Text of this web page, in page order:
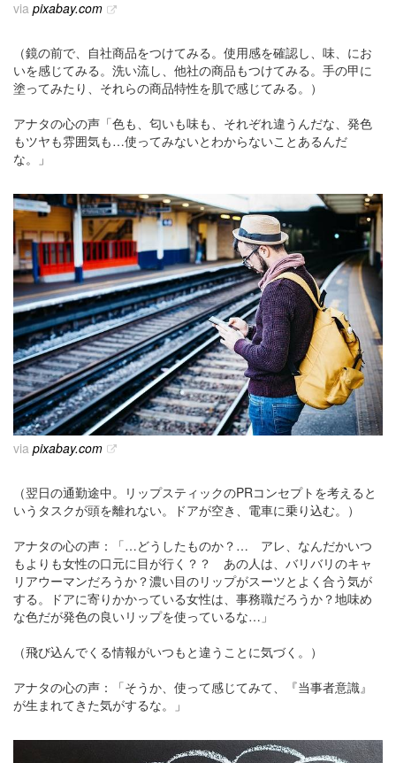
via pixabay.com
（鏡の前で、自社商品をつけてみる。使用感を確認し、味、にお
いを感じてみる。洗い流し、他社の商品もつけてみる。手の甲に
塗ってみたり、それらの商品特性を肌で感じてみる。）
アナタの心の声「色も、匂いも味も、それぞれ違うんだな、発色
もツヤも雰囲気も…使ってみないとわからないことあるんだ
な。」
via pixabay.com
（翌日の通勤途中。リップスティックのPRコンセプトを考えると
いうタスクが頭を離れない。ドアが空き、電車に乗り込む。）
アナタの心の声：「…どうしたものか？… アレ、なんだかいつ
もよりも女性の口元に目が行く？？ あの人は、バリバリのキャ
リアウーマンだろうか？濃い目のリップがスーツとよく合う気が
する。ドアに寄りかかっている女性は、事務職だろうか？地味め
な色だが発色の良いリップを使っているな…」
（飛び込んでくる情報がいつもと違うことに気づく。）
アナタの心の声：「そうか、使って感じてみて、『当事者意識』
が生まれてきた気がするな。」